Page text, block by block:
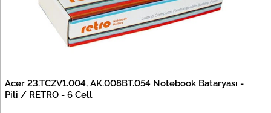
Acer 23.TCZV1.004, AK.008BT.054 Notebook Bataryası -
Pili / RETRO - 6 Cell